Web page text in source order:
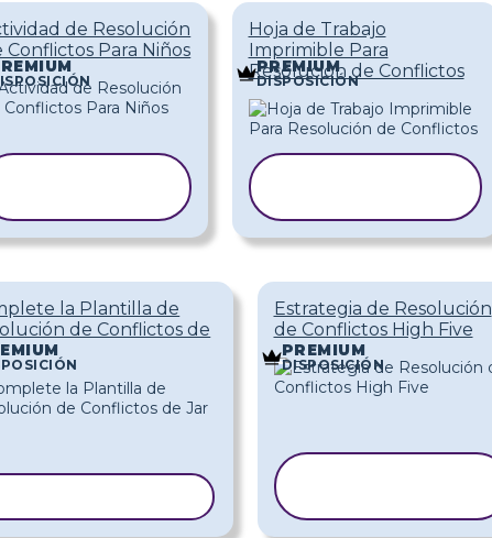
de Resolución
Conflictos Para Niños
Hoja de Trabajo
Imprimible Para
Resolución de Conflictos
PREMIUM
DISPOSICIÓN
la Plantilla de
de Conflictos de
Estrategia de Resolución
de Conflictos High Five
PREMIUM
DISPOSICIÓN